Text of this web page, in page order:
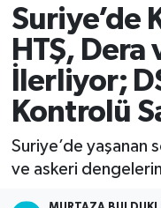
Suriye’de
HTŞ, Dera
İlerliyor;
Kontrolü
Suriye’de yaşanan
ve askeri
Eğitim
Siyaset
Ekonomi
Kadın
Tüm Manşetler
Son Dakika
Haber Arşivi